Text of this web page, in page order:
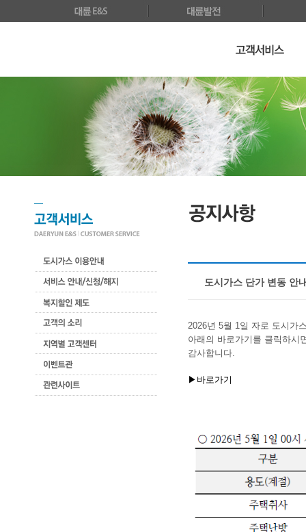
도시가스 단가 변동 안
2026년 5월 1일 자로 도시가
아래의 바로가기를 클릭하시
감사합니다.​
▶바로가기